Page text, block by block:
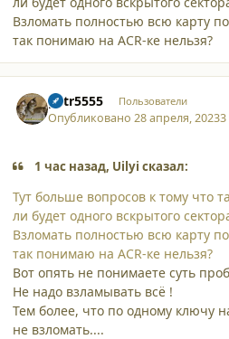
Взломать полностью всю карту
так понимаю на ACR-ке нельзя?
petr5555 Пользователи
Опубликовано28 апреля, 20233
1 час назад, Uilyi сказал:
Тут больше вопросов к тому что
ли будет одного вскрытого
Взломать полностью всю карту
так понимаю на ACR-ке нельзя?
Вот опять не понимаете суть
Не надо взламывать всё !
Тем более, что по одному ключу
не взломать....